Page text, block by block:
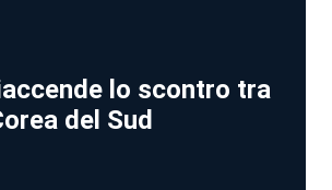
lo scontro tra
del Sud